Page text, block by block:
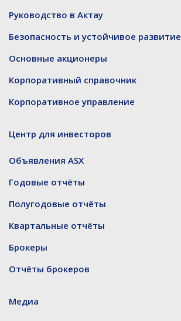
Руководство в Актау
Безопасность и устойчивое развитие
Основные акционеры
Корпоративный справочник
Корпоративное управление
Центр для инвесторов
Объявления ASX
Годовые отчёты
Полугодовые отчёты
Квартальные отчёты
Брокеры
Отчёты брокеров
Медиа